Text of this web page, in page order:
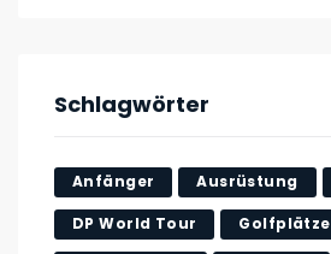
Schlagwörter
Anfänger Ausrüstung
DP World Tour Golfplätze